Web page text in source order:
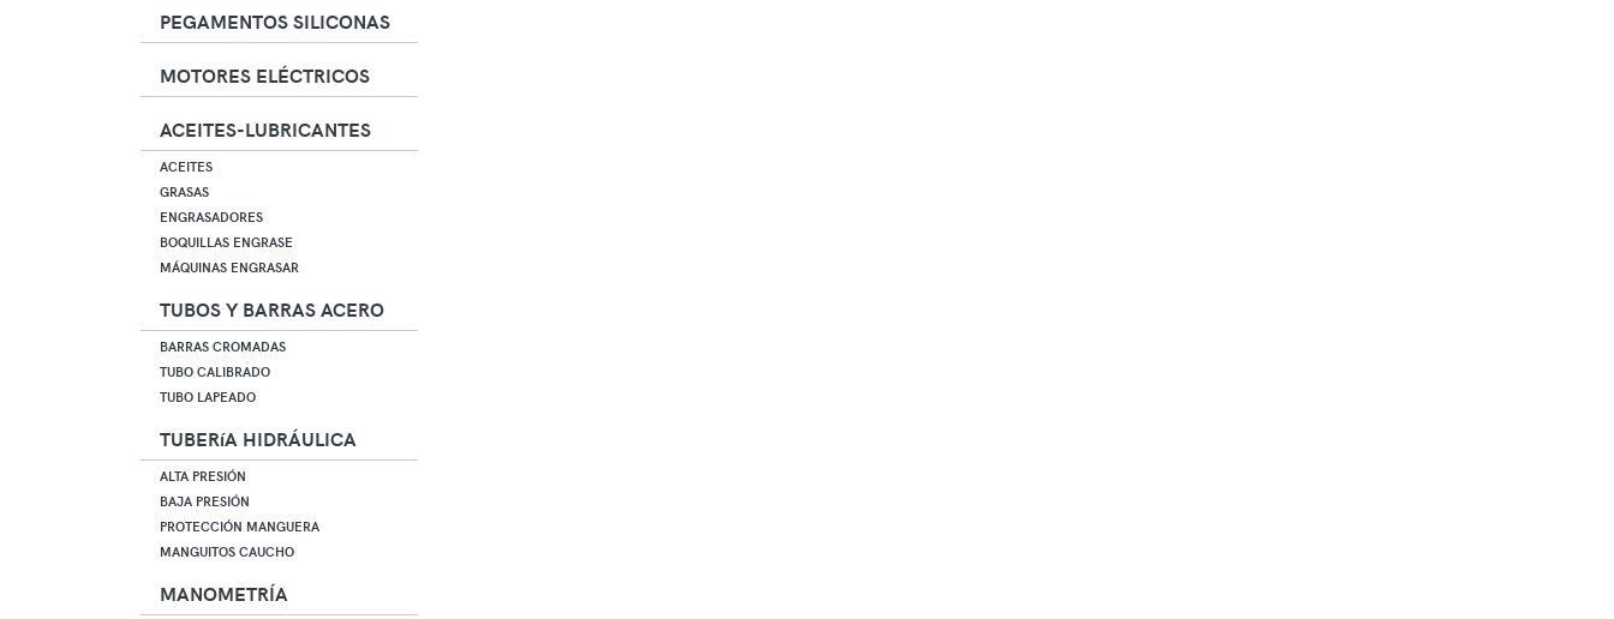
PEGAMENTOS SILICONAS
MOTORES ELÉCTRICOS
ACEITES-LUBRICANTES
ACEITES
GRASAS
ENGRASADORES
BOQUILLAS ENGRASE
MÁQUINAS ENGRASAR
TUBOS Y BARRAS ACERO
BARRAS CROMADAS
TUBO CALIBRADO
TUBO LAPEADO
TUBERíA HIDRÁULICA
ALTA PRESIÓN
BAJA PRESIÓN
PROTECCIÓN MANGUERA
MANGUITOS CAUCHO
MANOMETRÍA